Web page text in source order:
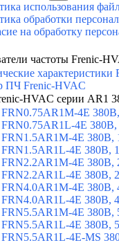
использования
обработки
на обработку
частоты Frenic-
характеристики
ПЧ Frenic-HVAC
HVAC серии AR1
FRN0.75AR1M-4E
FRN0.75AR1L-4E 380В,
FRN1.5AR1M-4E 380В,
FRN1.5AR1L-4E 380В,
FRN2.2AR1M-4E 380В,
FRN2.2AR1L-4E 380В,
FRN4.0AR1M-4E 380В,
FRN4.0AR1L-4E 380В,
FRN5.5AR1M-4E 380В,
FRN5.5AR1L-4E 380В,
FRN5.5AR1L-4E-MS